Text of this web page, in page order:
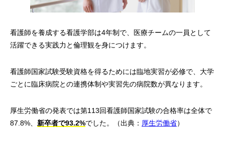
看護師を養成する看護学部は4年制で、医療チームの一員として
活躍できる実践力と倫理観を身につけます。
看護師国家試験受験資格を得るためには臨地実習が必修で、大学
ごとに臨床病院との連携体制や実習先の病院数が異なります。
厚生労働省の発表では第113回看護師国家試験の合格率は全体で
87.8%、 新卒者で93.2%でした。（出典： 厚生労働省）